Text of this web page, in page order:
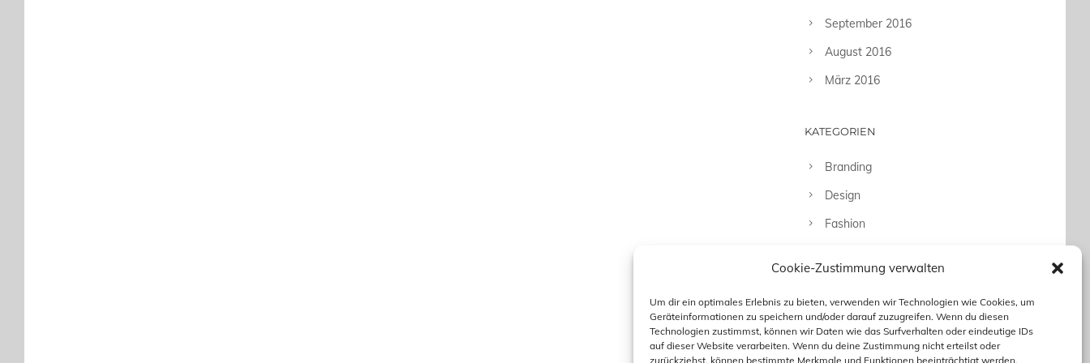
Cookie-Zustimmung verwalten
Um dir ein optimales Erlebnis zu bieten, verwenden wir Technologien wie Cookies, um
Geräteinformationen zu speichern und/oder darauf zuzugreifen. Wenn du diesen
Technologien zustimmst, können wir Daten wie das Surfverhalten oder eindeutige IDs
auf dieser Website verarbeiten. Wenn du deine Zustimmung nicht erteilst oder
zurückziehst, können bestimmte Merkmale und Funktionen beeinträchtigt werden.
September 2016
August 2016
März 2016
KATEGORIEN
Branding
Design
Fashion